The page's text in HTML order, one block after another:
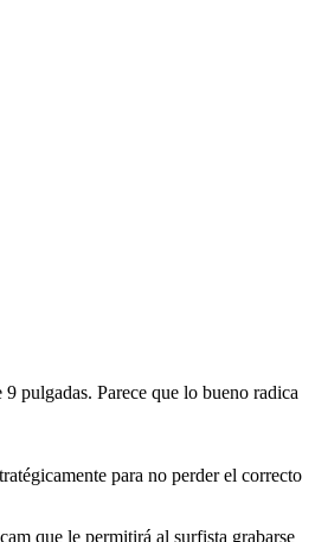
pulgadas. Parece que lo bueno radica
para no perder el correcto
que le permitirá al surfista grabarse